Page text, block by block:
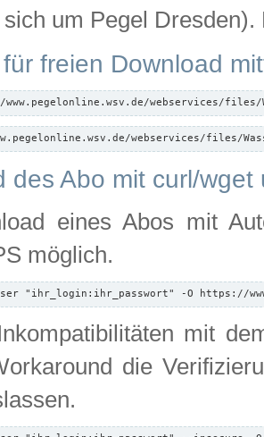
sich um Pegel
freien Download
webservices/files/
webservices/files/
des Abo mit curl/
eines Abos mit
möglich.
"ihr_login:ihr_passwort" -O https://
mit
die